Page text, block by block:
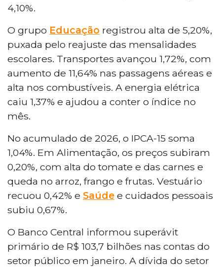
superávit primário de R$ 103,7 bilhões em
do PIB. No cenário internacional, a União
Europeia anunciou aplicação provisória do
acordo de livre comércio com o Mercosul,
medida que pode eliminar cerca de 4 bilhões
de euros em tarifas.
4,10%.
O grupo Educação registrou alta de 5,20%,
puxada pelo reajuste das mensalidades
escolares. Transportes avançou 1,72%, com
aumento de 11,64% nas passagens aéreas e
alta nos combustíveis. A energia elétrica
caiu 1,37% e ajudou a conter o índice no
mês.
No acumulado de 2026, o IPCA-15 soma
1,04%. Em Alimentação, os preços subiram
0,20%, com alta do tomate e das carnes e
queda no arroz, frango e frutas. Vestuário
recuou 0,42% e Saúde e cuidados pessoais
subiu 0,67%.
O Banco Central informou superávit
primário de R$ 103,7 bilhões nas contas do
setor público em janeiro. A dívida do setor